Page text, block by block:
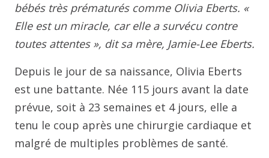
bébés très prématurés comme Olivia Eberts. «
Elle est un miracle, car elle a survécu contre
toutes attentes », dit sa mère, Jamie-Lee Eberts.
Depuis le jour de sa naissance, Olivia Eberts
est une battante. Née 115 jours avant la date
prévue, soit à 23 semaines et 4 jours, elle a
tenu le coup après une chirurgie cardiaque et
malgré de multiples problèmes de santé.